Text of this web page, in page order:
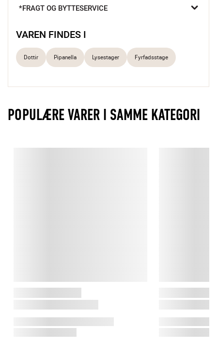
Findes i 2 farver
Flammen beskyttes mod vind og træk
*FRAGT OG BYTTESERVICE
VAREN FINDES I
Dottir Pipanella Lysestager Fyrfadsstage
POPULÆRE VARER I SAMME KATEGORI